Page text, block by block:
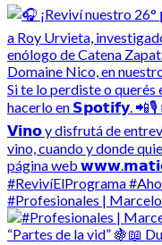
#Profesionales |